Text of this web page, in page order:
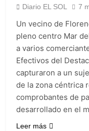
Diario EL SOL 7
Un vecino de
pleno centro Mar
a varios
Efectivos del
capturaron a un
de la zona céntrica
comprobantes de
desarrollado en el
Leer más